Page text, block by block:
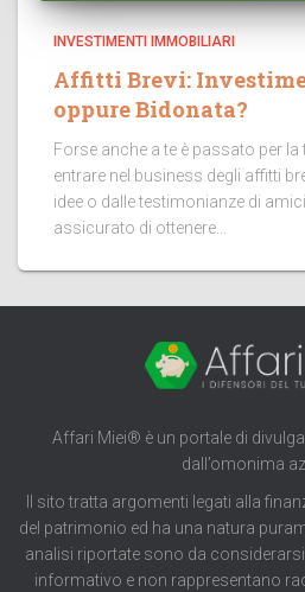
INVESTIMENTI IMMOBILIARI
Affitti Brevi:
oppure Bidonata?
Forse anche a te è passato per la
entrare nel business degli affitti
idee o dalle testimonianze di
assicurato di ottenere...
Affari Miei® è un portale di
dall’omonima
Il sito tratta argomenti legati alla
del patrimonio ed ha una natura
analisi riportate sono da
informativo e non rappresentano